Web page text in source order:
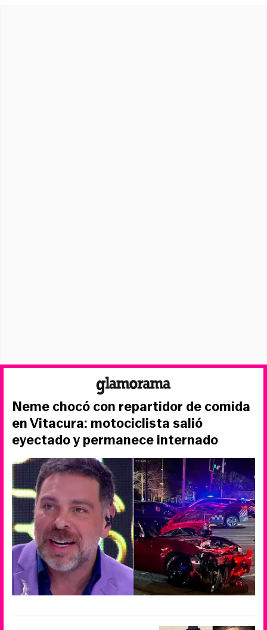
Neme chocó con repartidor de comida
en Vitacura: motociclista salió
eyectado y permanece internado